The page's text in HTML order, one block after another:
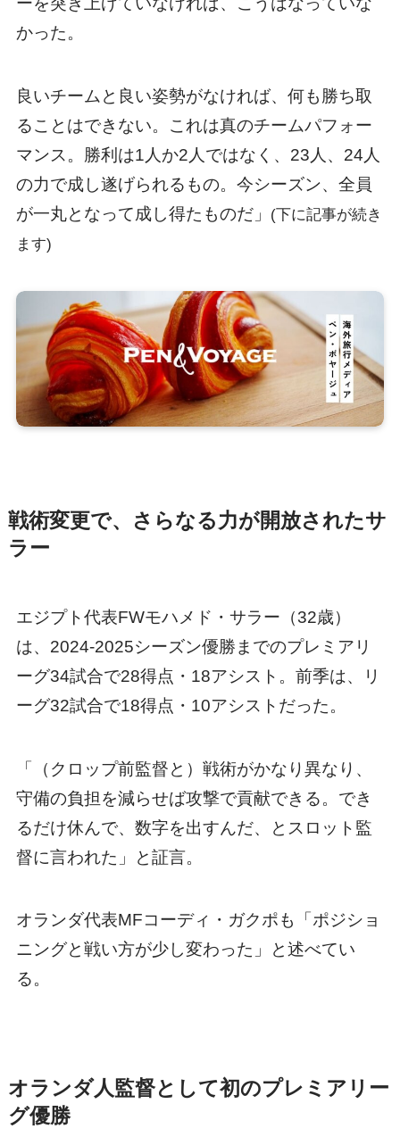
かった。
良いチームと良い姿勢がなければ、何も勝ち取
ることはできない。これは真のチームパフォー
マンス。勝利は1人か2人ではなく、23人、24人
の力で成し遂げられるもの。今シーズン、全員
が一丸となって成し得たものだ」
(下に記事が続き
ます)
戦術変更で、さらなる力が開放されたサ
ラー
エジプト代表FWモハメド・サラー（32歳）
は、2024-2025シーズン優勝までのプレミアリ
ーグ34試合で28得点・18アシスト。前季は、リ
ーグ32試合で18得点・10アシストだった。
「（クロップ前監督と）戦術がかなり異なり、
守備の負担を減らせば攻撃で貢献できる。でき
るだけ休んで、数字を出すんだ、とスロット監
督に言われた」と証言。
オランダ代表MFコーディ・ガクポも「ポジショ
ニングと戦い方が少し変わった」と述べてい
る。
オランダ人監督として初のプレミアリー
グ優勝